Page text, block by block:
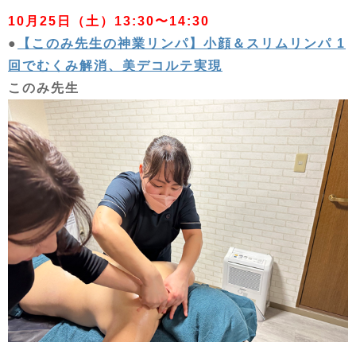
10月25日（土）13:30〜14:30
●
【このみ先生の神業リンパ】小顔＆スリムリンパ 1
回でむくみ解消、美デコルテ実現
このみ先生